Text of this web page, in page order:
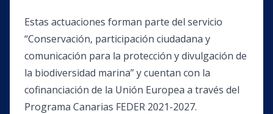
Estas actuaciones forman parte del servicio
“Conservación, participación ciudadana y
comunicación para la protección y divulgación de
la biodiversidad marina” y cuentan con la
cofinanciación de la Unión Europea a través del
Programa Canarias FEDER 2021-2027.